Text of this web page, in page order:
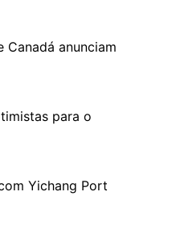
Canadá anunciam
para o
Yichang Port